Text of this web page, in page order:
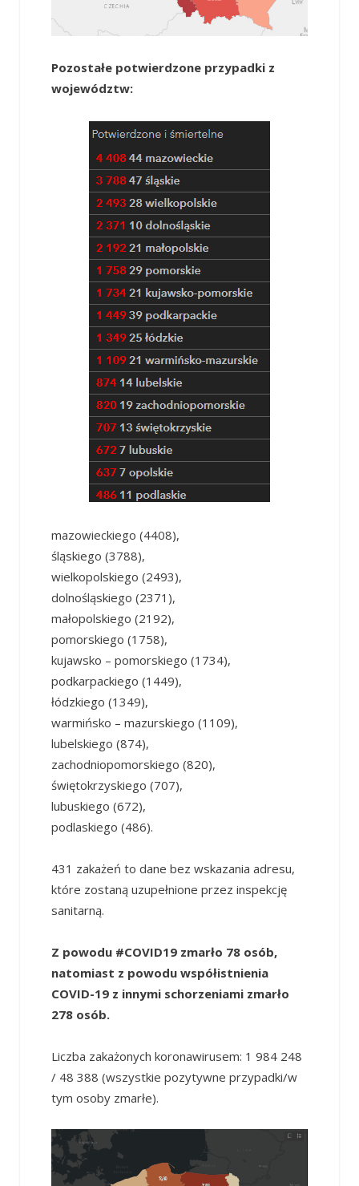
Pozostałe potwierdzone przypadki z
województw:
mazowieckiego (4408),
śląskiego (3788),
wielkopolskiego (2493),
dolnośląskiego (2371),
małopolskiego (2192),
pomorskiego (1758),
kujawsko – pomorskiego (1734),
podkarpackiego (1449),
łódzkiego (1349),
warmińsko – mazurskiego (1109),
lubelskiego (874),
zachodniopomorskiego (820),
świętokrzyskiego (707),
lubuskiego (672),
podlaskiego (486).
431 zakażeń to dane bez wskazania adresu,
które zostaną uzupełnione przez inspekcję
sanitarną.
Z powodu #COVID19 zmarło 78 osób,
natomiast z powodu współistnienia
COVID-19 z innymi schorzeniami zmarło
278 osób.
Liczba zakażonych koronawirusem: 1 984 248
/ 48 388 (wszystkie pozytywne przypadki/w
tym osoby zmarłe).